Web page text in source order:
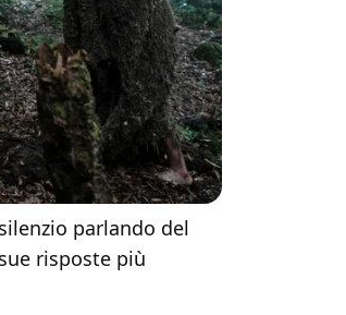
parlando del
risposte più